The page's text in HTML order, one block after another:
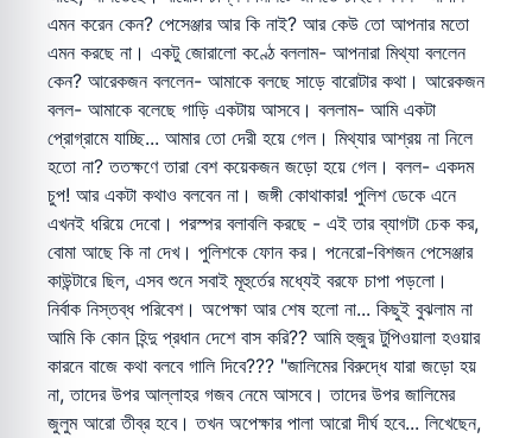
এমন করেন কেন? পেসেঞ্জার আর কি নাই? আর কেউ তো আপনার মতো
এমন করছে না। একটু জোরালো কণ্ঠে বললাম- আপনারা মিথ্যা বললেন
কেন? আরেকজন বললেন- আমাকে বলছে সাড়ে বারোটার কথা। আরেকজন
বলল- আমাকে বলেছে গাড়ি একটায় আসবে। বললাম- আমি একটা
প্রোগ্রামে যাচ্ছি... আমার তো দেরী হয়ে গেল। মিথ্যার আশ্রয় না নিলে
হতো না? ততক্ষণে তারা বেশ কয়েকজন জড়ো হয়ে গেল। বলল- একদম
চুপ! আর একটা কথাও বলবেন না। জঙ্গী কোথাকার! পুলিশ ডেকে এনে
এখনই ধরিয়ে দেবো। পরস্পর বলাবলি করছে - এই তার ব্যাগটা চেক কর,
বোমা আছে কি না দেখ। পুলিশকে ফোন কর। পনেরো-বিশজন পেসেঞ্জার
কাউন্টারে ছিল, এসব শুনে সবাই মূহুর্তের মধ্যেই বরফে চাপা পড়লো।
নির্বাক নিস্তব্ধ পরিবেশ। অপেক্ষা আর শেষ হলো না... কিছুই বুঝলাম না
আমি কি কোন হিন্দু প্রধান দেশে বাস করি?? আমি হুজুর টুপিওয়ালা হওয়ার
কারনে বাজে কথা বলবে গালি দিবে??? "জালিমের বিরুদ্ধে যারা জড়ো হয়
না, তাদের উপর আল্লাহর গজব নেমে আসবে। তাদের উপর জালিমের
জুলুম আরো তীব্র হবে। তখন অপেক্ষার পালা আরো দীর্ঘ হবে... লিখেছেন,